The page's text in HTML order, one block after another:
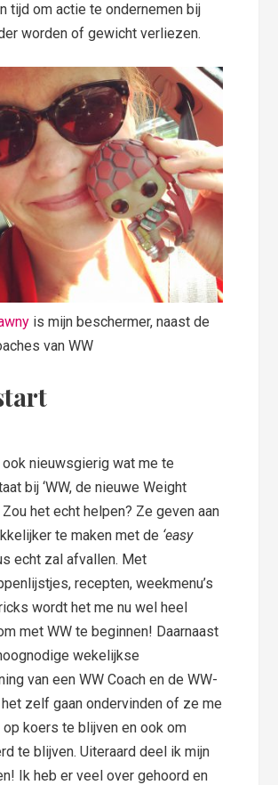
tijd om actie te ondernemen bij
worden of gewicht verliezen.
is mijn beschermer, naast de
van WW
ook nieuwsgierig wat me te
bij ‘WW, de nieuwe Weight
Zou het echt helpen? Ze geven aan
te maken met de ‘easy
echt zal afvallen. Met
recepten, weekmenu’s
wordt het me nu wel heel
met WW te beginnen! Daarnaast
wekelijkse
van een WW Coach en de WW-
zelf gaan ondervinden of ze me
op koers te blijven en ook om
te blijven. Uiteraard deel ik mijn
Ik heb er veel over gehoord en